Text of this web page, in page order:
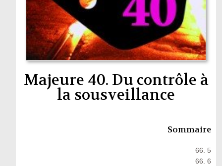
Majeure 40. Du contrôle à
la sousveillance
Sommaire
66. 5
66. 6